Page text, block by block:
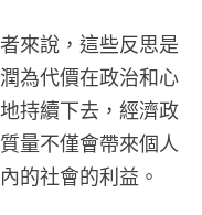
來說，這些反思是
為代價在政治和心
持續下去，經濟政
量不僅會帶來個人
的社會的利益。